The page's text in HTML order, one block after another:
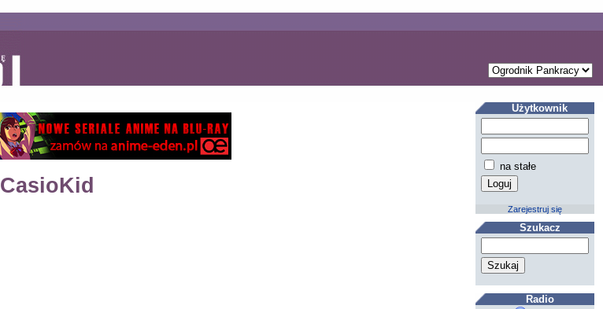
CasioKid
Użytkownik
na stałe
Zarejestruj się
Szukacz
Radio